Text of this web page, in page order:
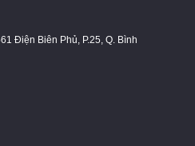
Điện Biên Phủ, P.25, Q. Bình